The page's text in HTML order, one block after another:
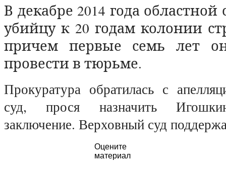
В декабре 2014 года
убийцу к 20 годам колонии
причем первые семь лет
провести в тюрьме.
Прокуратура обратилась с
суд, прося назначить
заключение. Верховный суд
Оцените
материал